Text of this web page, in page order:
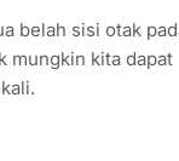
belah sisi otak
mungkin kita dapat